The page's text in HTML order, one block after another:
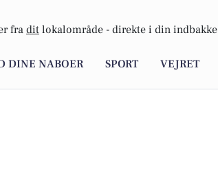
fra dit lokalområde - direkte i din indbakke
DINE NABOER SPORT VEJRET